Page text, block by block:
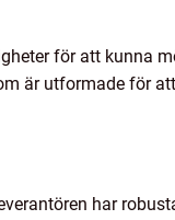
för att kunna
är utformade för
har